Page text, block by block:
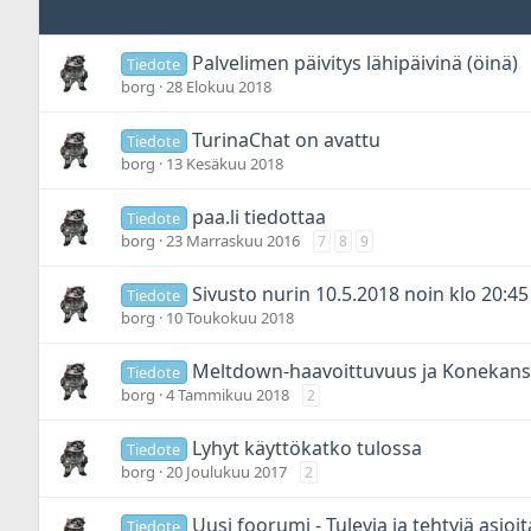
Tiedote Palvelimen päivitys lähipäivinä (öinä)
borg 28 Elokuu 2018
Tiedote TurinaChat on avattu
borg 13 Kesäkuu 2018
Tiedote paa.li tiedottaa
borg 23 Marraskuu 2016 7 8 9
Tiedote Sivusto nurin 10.5.2018 noin klo 20:45
borg 10 Toukokuu 2018
Tiedote Meltdown-haavoittuvuus ja
borg 4 Tammikuu 2018 2
Tiedote Lyhyt käyttökatko tulossa
borg 20 Joulukuu 2017 2
Tiedote Uusi foorumi - Tulevia ja tehtyjä